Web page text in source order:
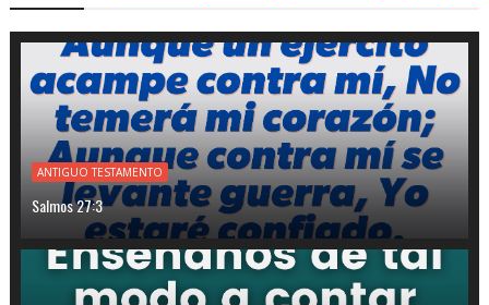
ANTIGUO TESTAMENTO
Salmos 27:3